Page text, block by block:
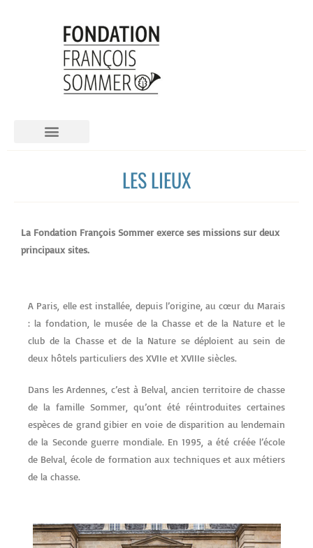
LES LIEUX
La Fondation François Sommer exerce ses missions sur deux
principaux sites.
A Paris, elle est installée, depuis l’origine, au cœur du Marais
: la fondation, le musée de la Chasse et de la Nature et le
club de la Chasse et de la Nature se déploient au sein de
deux hôtels particuliers des XVIIe et XVIIIe siècles.
Dans les Ardennes, c’est à Belval, ancien territoire de chasse
de la famille Sommer, qu’ont été réintroduites certaines
espèces de grand gibier en voie de disparition au lendemain
de la Seconde guerre mondiale. En 1995, a été créée l’école
de Belval, école de formation aux techniques et aux métiers
de la chasse.